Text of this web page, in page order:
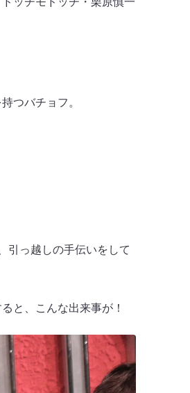
つバチョフ。
引っ越しの手伝いをして
と、こんな出来事が！